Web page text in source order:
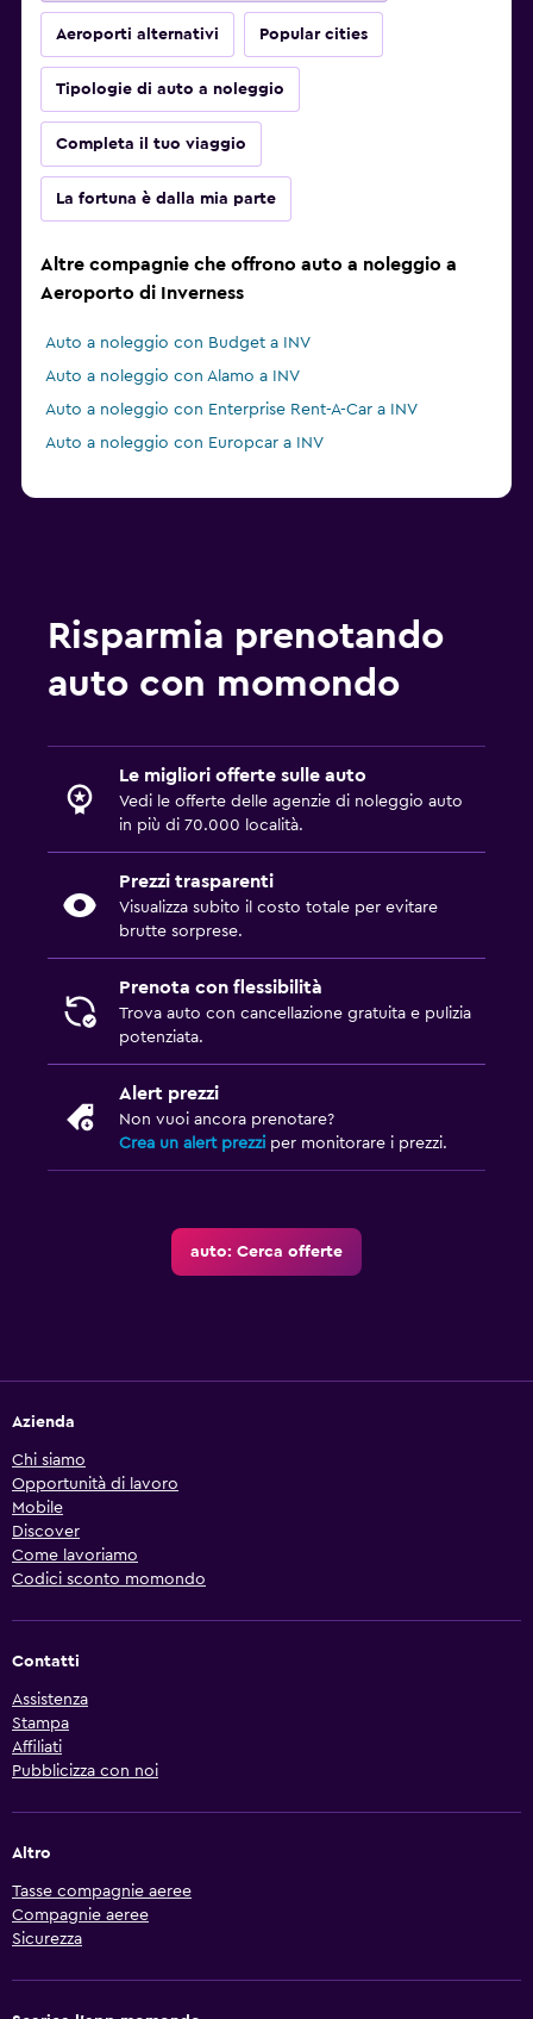
Aeroporti alternativi Popular cities
Tipologie di auto a noleggio
Completa il tuo viaggio
La fortuna è dalla mia parte
Altre compagnie che offrono auto a noleggio a
Aeroporto di Inverness
Auto a noleggio con Budget a INV
Auto a noleggio con Alamo a INV
Auto a noleggio con Enterprise Rent-A-Car a INV
Auto a noleggio con Europcar a INV
Risparmia prenotando
auto con momondo
Le migliori offerte sulle auto
Vedi le offerte delle agenzie di noleggio auto
in più di 70.000 località.
Prezzi trasparenti
Visualizza subito il costo totale per evitare
brutte sorprese.
Prenota con flessibilità
Trova auto con cancellazione gratuita e pulizia
potenziata.
Alert prezzi
Non vuoi ancora prenotare?
Crea un alert prezzi per monitorare i prezzi.
auto: Cerca offerte
Azienda
Chi siamo
Opportunità di lavoro
Mobile
Discover
Come lavoriamo
Codici sconto momondo
Contatti
Assistenza
Stampa
Affiliati
Pubblicizza con noi
Altro
Tasse compagnie aeree
Compagnie aeree
Sicurezza